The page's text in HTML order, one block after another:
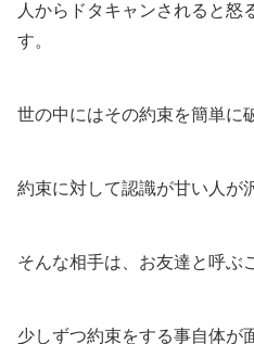
人からドタキャンされると怒
す。
世の中にはその約束を簡単に
約束に対して認識が甘い人が
そんな相手は、お友達と呼ぶ
少しずつ約束をする事自体が